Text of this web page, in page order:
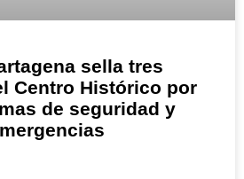
sella tres
Centro Histórico por
de seguridad y